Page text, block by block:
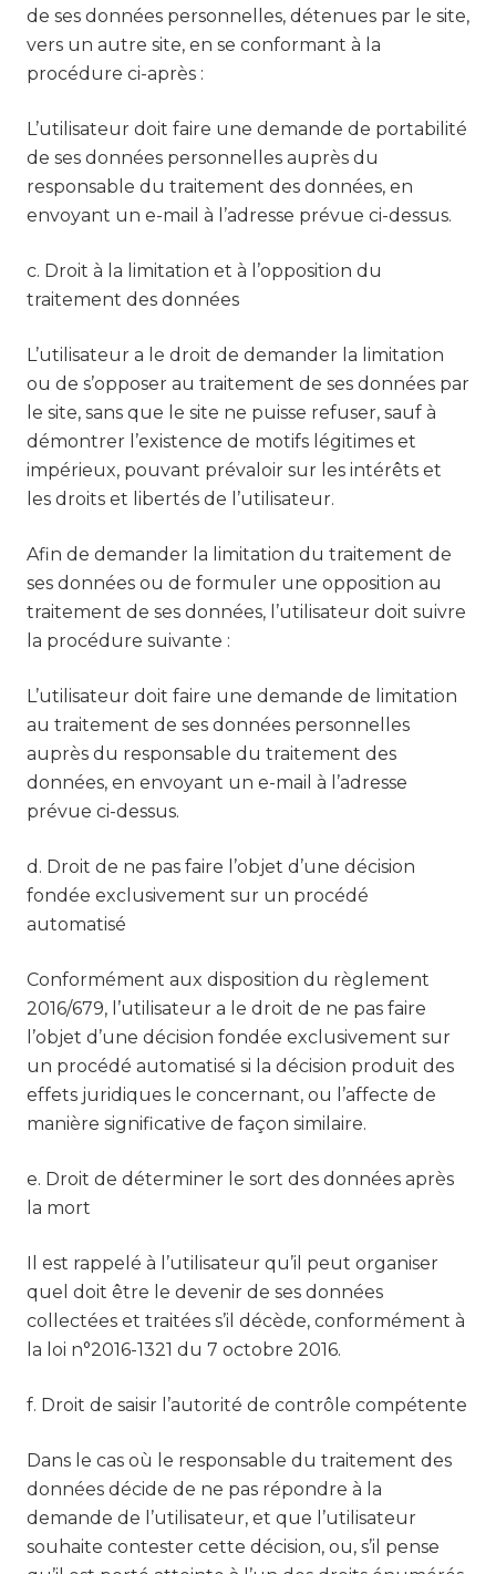
de ses données personnelles, détenues par le site,
vers un autre site, en se conformant à la
procédure ci-après :
L’utilisateur doit faire une demande de portabilité
de ses données personnelles auprès du
responsable du traitement des données, en
envoyant un e-mail à l’adresse prévue ci-dessus.
c. Droit à la limitation et à l’opposition du
traitement des données
L’utilisateur a le droit de demander la limitation
ou de s’opposer au traitement de ses données par
le site, sans que le site ne puisse refuser, sauf à
démontrer l’existence de motifs légitimes et
impérieux, pouvant prévaloir sur les intérêts et
les droits et libertés de l’utilisateur.
Afin de demander la limitation du traitement de
ses données ou de formuler une opposition au
traitement de ses données, l’utilisateur doit suivre
la procédure suivante :
L’utilisateur doit faire une demande de limitation
au traitement de ses données personnelles
auprès du responsable du traitement des
données, en envoyant un e-mail à l’adresse
prévue ci-dessus.
d. Droit de ne pas faire l’objet d’une décision
fondée exclusivement sur un procédé
automatisé
Conformément aux disposition du règlement
2016/679, l’utilisateur a le droit de ne pas faire
l’objet d’une décision fondée exclusivement sur
un procédé automatisé si la décision produit des
effets juridiques le concernant, ou l’affecte de
manière significative de façon similaire.
e. Droit de déterminer le sort des données après
la mort
Il est rappelé à l’utilisateur qu’il peut organiser
quel doit être le devenir de ses données
collectées et traitées s’il décède, conformément à
la loi n°2016-1321 du 7 octobre 2016.
f. Droit de saisir l’autorité de contrôle compétente
Dans le cas où le responsable du traitement des
données décide de ne pas répondre à la
demande de l’utilisateur, et que l’utilisateur
souhaite contester cette décision, ou, s’il pense